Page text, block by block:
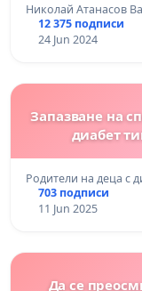
Николай Атанасов
12 375 подписи
24 Jun 2024
Запазване на
диабет
Родители на деца с
703 подписи
11 Jun 2025
Да се